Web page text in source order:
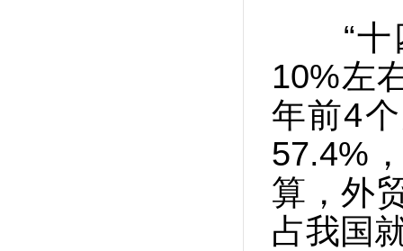
“十四
10%左
年前4
57.4%
算，外
占我国